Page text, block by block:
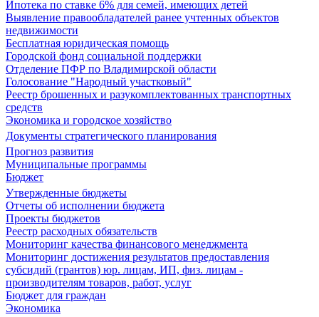
Ипотека по ставке 6% для семей, имеющих детей
Выявление правообладателей ранее учтенных объектов
недвижимости
Бесплатная юридическая помощь
Городской фонд социальной поддержки
Отделение ПФР по Владимирской области
Голосование "Народный участковый"
Реестр брошенных и разукомплектованных транспортных
средств
Экономика и городское хозяйство
Документы стратегического планирования
Прогноз развития
Муниципальные программы
Бюджет
Утвержденные бюджеты
Отчеты об исполнении бюджета
Проекты бюджетов
Реестр расходных обязательств
Мониторинг качества финансового менеджмента
Мониторинг достижения результатов предоставления
субсидий (грантов) юр. лицам, ИП, физ. лицам -
производителям товаров, работ, услуг
Бюджет для граждан
Экономика